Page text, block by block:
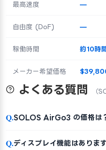
最高速度 —
自由度 (DoF) —
稼働時間 約10時間
メーカー希望価格
よくある質問 （
Q.SOLOS AirGo3 の価格は
Q.ディスプレイ機能はありま